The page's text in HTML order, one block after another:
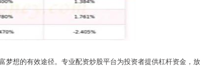
想的有效途径。专业配资炒股平台为投资者提供杠杆资金，放